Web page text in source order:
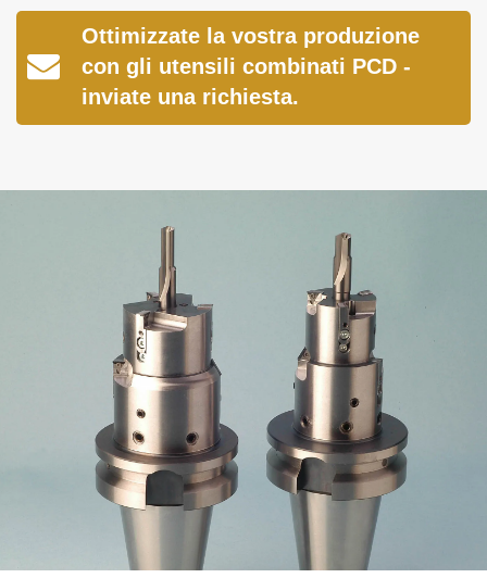
Ottimizzate la vostra produzione
con gli utensili combinati PCD -
inviate una richiesta.